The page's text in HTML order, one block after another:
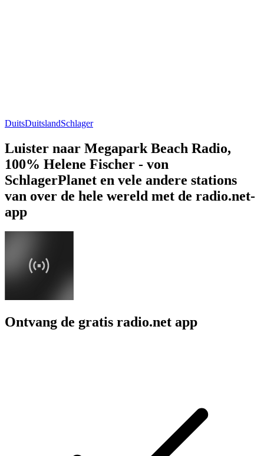
DuitsDuitslandSchlager
Luister naar Megapark Beach Radio,
100% Helene Fischer - von
SchlagerPlanet en vele andere stations
van over de hele wereld met de radio.net-
app
Ontvang de gratis radio.net app